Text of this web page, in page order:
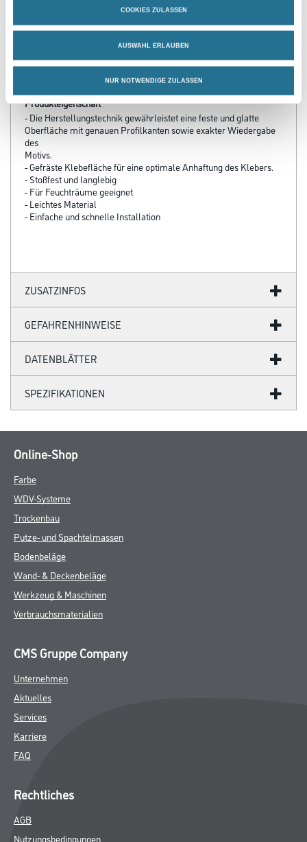
COOKIES ZULASSEN
AUSWAHL ERLAUBEN
NUR NOTWENDIGE ZULASSEN
PRODUKTEIGENSCHAFTEN
Produkteigenschaft
- Die Herstellungstechnik gewährleistet eine feste und glatte
Oberfläche mit genauen Profilkanten sowie exakter Wiedergabe
des
Motivs.
- Gefräste Klebefläche für eine optimale Anhaftung des Klebers.
- Stoßfest und langlebig
- Für Feuchträume geeignet
- Leichtes Material
- Einfache und schnelle Installation
ZUSATZINFOS
GEFAHRENHINWEISE
DATENBLÄTTER
SPEZIFIKATIONEN
Online-Shop
Farbe
WDV-Systeme
Trockenbau
Putze- und Spachtelmassen
Bodenbeläge
Wand- & Deckenbeläge
Werkzeug & Maschinen
Verbrauchsmaterialien
CMS Gruppe Company
Unternehmen
Aktuelles
Services
Karriere
FAQ
Rechtliches
AGB
Nutzungsbedingungen